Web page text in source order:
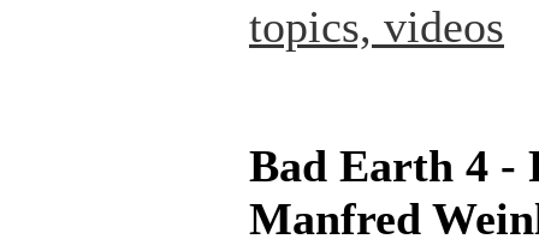
topics, videos
Bad Earth 4 -
Manfred